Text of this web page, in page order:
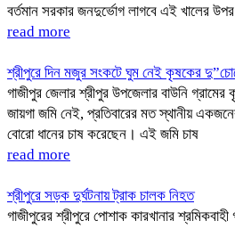
বর্তমান সরকার জনদুর্ভোগ লাগবে এই খালের উপর
read more
শ্রীপুরে দিন মজুর সংকটে ঘুম নেই কৃষকের
গাজীপুর জেলার শ্রীপুর উপজেলার বাউনি
জায়গা জমি নেই, প্রতিবারের মত স্থানীয়
বোরো ধানের চাষ করেছেন। এই জমি চাষ
read more
শ্রীপুরে সড়ক দুর্ঘটনায় ট্রাক চালক নিহত
গাজীপুরের শ্রীপুরে পোশাক কারখানার শ্রমিকবাহী